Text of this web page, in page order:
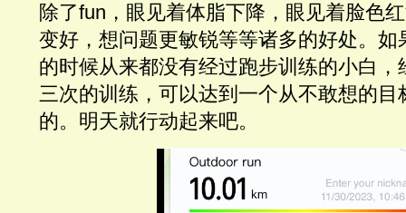
除了fun，眼见着体脂下降，眼见着脸色
变好，想问题更敏锐等等诸多的好处。如
的时候从来都没有经过跑步训练的小白，
三次的训练，可以达到一个从不敢想的目
的。明天就行动起来吧。